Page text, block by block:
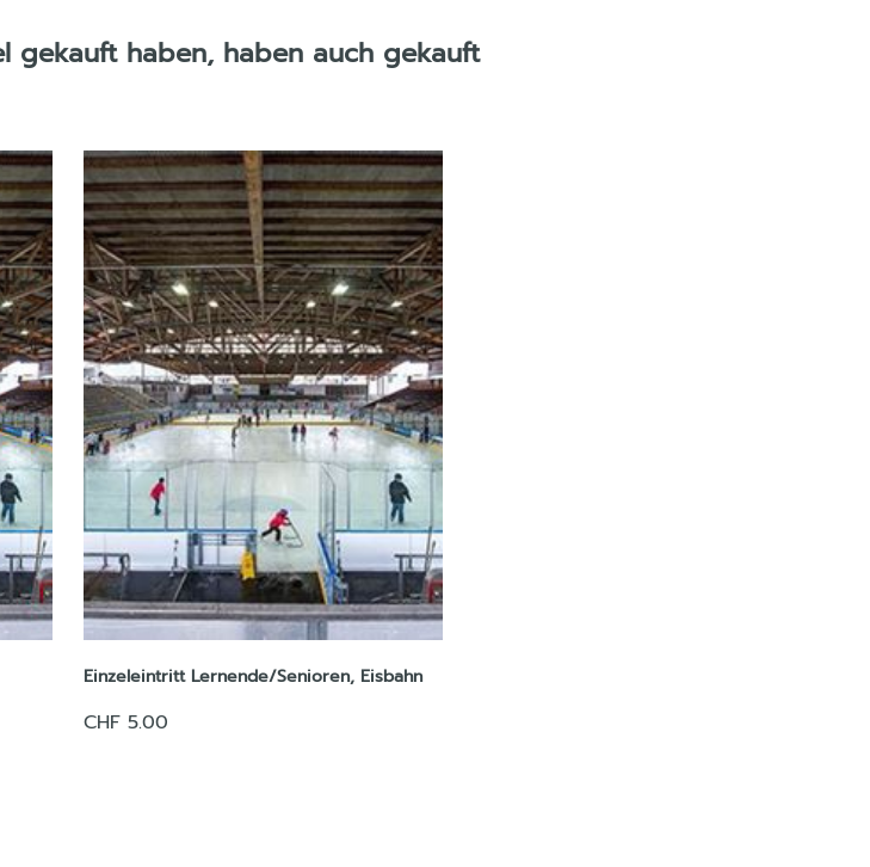
gekauft haben, haben auch gekauft
Einzeleintritt Lernende/Senioren, Eisbahn
CHF 5.00